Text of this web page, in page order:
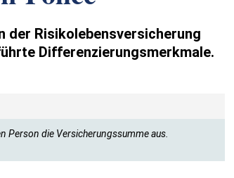
der Risikolebensversicherung
Differenzierungsmerkmale.
Person die Versicherungssumme aus.